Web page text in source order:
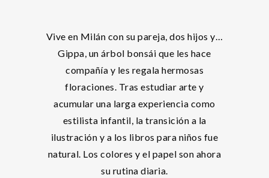
Vive en Milán con su pareja, dos hijos y…
Gippa, un árbol bonsái que les hace
compañía y les regala hermosas
floraciones. Tras estudiar arte y
acumular una larga experiencia como
estilista infantil, la transición a la
ilustración y a los libros para niños fue
natural. Los colores y el papel son ahora
su rutina diaria.